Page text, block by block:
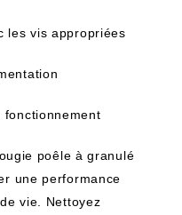
les vis appropriées
fonctionnement
poêle à granulé
une performance
vie. Nettoyez